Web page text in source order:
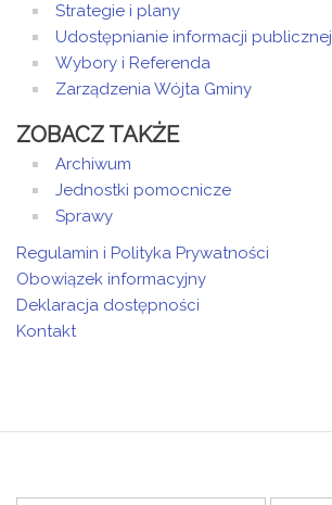
Strategie i plany
Udostępnianie informacji publicznej
Wybory i Referenda
Zarządzenia Wójta Gminy
ZOBACZ TAKŻE
Archiwum
Jednostki pomocnicze
Sprawy
Regulamin i Polityka Prywatności
Obowiązek informacyjny
Deklaracja dostępności
Kontakt